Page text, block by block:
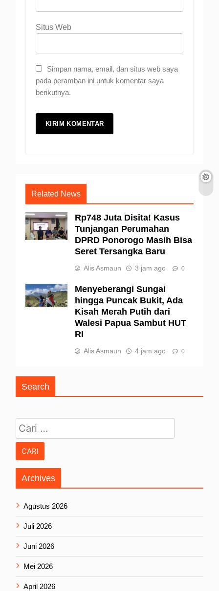
Situs Web
Simpan nama, email, dan situs web saya
pada peramban ini untuk komentar saya
berikutnya.
Related News
Rp748 Juta Disita! Kasus
Tunjangan Perumahan
DPRD Ponorogo Masih Bisa
Seret Tersangka Baru
Alis Asmaun 3 jam ago 0
Menyeberangi Sungai
hingga Puncak Bukit, Ada
Kisah Merah Putih dari
Walesi Papua Sambut HUT
RI
Alis Asmaun 4 jam ago 0
Search
Archives
Agustus 2026
Juli 2026
Juni 2026
Mei 2026
April 2026